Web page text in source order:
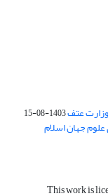
عتف1403-08-15
جهان اسلام
This work is